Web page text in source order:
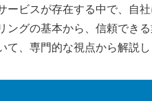
ービスが存在する中で、自
ングの基本から、信頼でき
て、専門的な視点から解説し